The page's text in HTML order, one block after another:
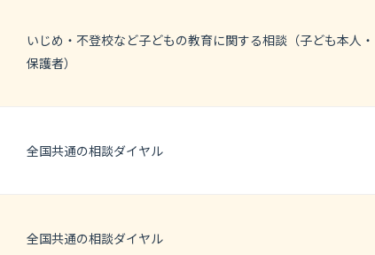
いじめ・不登校など子どもの教育に関する相談（子ども本人・
保護者）
全国共通の相談ダイヤル
全国共通の相談ダイヤル